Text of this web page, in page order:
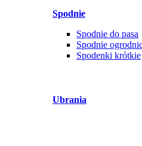
Spodnie
Spodnie do pasa
Spodnie
Spodenki krótkie
Ubrania